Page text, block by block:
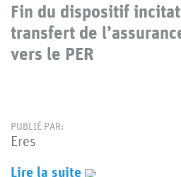
Fin du dispositif
transfert de
vers le PER
PUBLIÉ PAR:
Eres
Lire la suite